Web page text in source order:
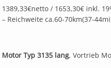
1389,33€netto / 1653,30€ inkl.
– Reichweite ca.60-70km(37-
Motor Typ 3135 lang, Vortrieb